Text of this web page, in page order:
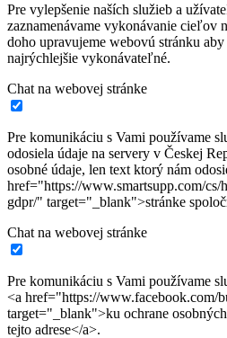
Pre vylepšenie naších služieb a
zaznamenávame vykonávanie cieľov
doho upravujeme webovú stránku
najrýchlejšie vykonávateľné.
Chat na webovej stránke
Pre komunikáciu s Vami používame
odosiela údaje na servery v Českej
osobné údaje, len text ktorý nám
href="https://www.smartsupp.com/cs/
gdpr/" target="_blank">stránke
Chat na webovej stránke
Pre komunikáciu s Vami používame
<a href="https://www.facebook.com/
target="_blank">ku ochrane
tejto adrese</a>.